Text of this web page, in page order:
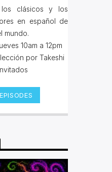
los clásicos y los
en español de
mundo.
10am a 12pm
por Takeshi